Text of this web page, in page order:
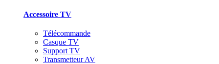
Accessoire TV
Télécommande
Casque TV
Support TV
Transmetteur AV